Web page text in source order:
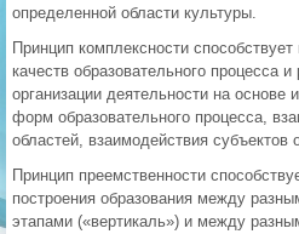
определенной области культуры.
Принцип комплексности
качеств образовательного процесса
организации деятельности на основе
форм образовательного процесса,
областей, взаимодействия субъектов
Принцип преемственности
построения образования между
этапами («вертикаль») и между